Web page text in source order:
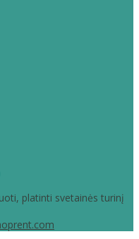
platinti svetainės turinį